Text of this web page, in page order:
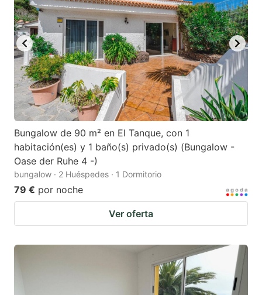
Bungalow de 90 m² en El Tanque, con 1
habitación(es) y 1 baño(s) privado(s) (Bungalow -
Oase der Ruhe 4 -)
bungalow · 2 Huéspedes · 1 Dormitorio
79 € por noche
Ver oferta